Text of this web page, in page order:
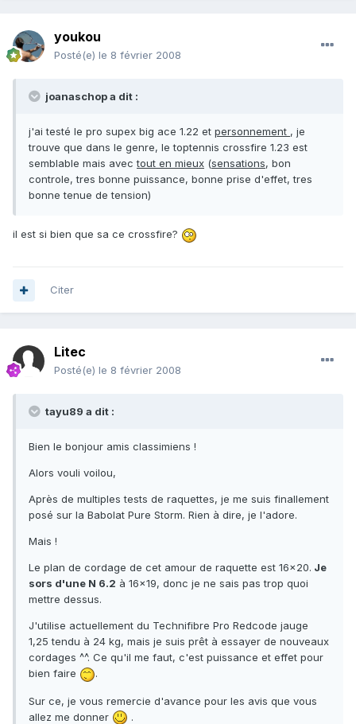
youkou
Posté(e) le 8 février 2008
joanaschop a dit :
j'ai testé le pro supex big ace 1.22 et personnement , je
trouve que dans le genre, le toptennis crossfire 1.23 est
semblable mais avectout en mieux (sensations, bon
controle, tres bonne puissance, bonne prise d'effet, tres
bonne tenue de tension)
il est si bien que sa ce crossfire?
Citer
Litec
Posté(e) le 8 février 2008
tayu89 a dit :
Bien le bonjour amis classimiens !
Alors vouli voilou,
Après de multiples tests de raquettes, je me suis finallement
posé sur la Babolat Pure Storm. Rien à dire, je l'adore.
Mais !
Le plan de cordage de cet amour de raquette est 16x20. Je
sors d'une N 6.2 à 16x19, donc je ne sais pas trop quoi
mettre dessus.
J'utilise actuellement du Technifibre Pro Redcode jauge
1,25 tendu à 24 kg, mais je suis prêt à essayer de nouveaux
cordages ^^. Ce qu'il me faut, c'est puissance et effet pour
bien faire
.
Sur ce, je vous remercie d'avance pour les avis que vous
allez me donner
.